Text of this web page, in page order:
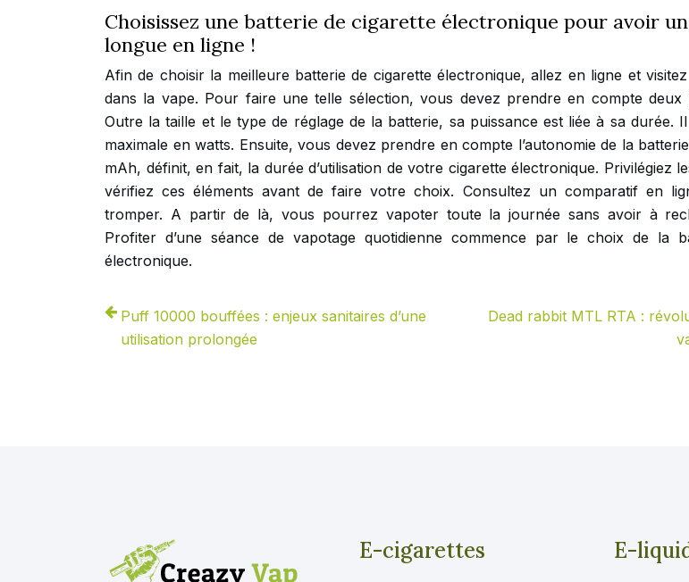
Choisissez une batterie de cigarette électronique pour avoir
longue en ligne !
Afin de choisir la meilleure batterie de cigarette électronique, allez en ligne et
dans la vape. Pour faire une telle sélection, vous devez prendre en compte deux
Outre la taille et le type de réglage de la batterie, sa puissance est liée à sa durée. Il
maximale en watts. Ensuite, vous devez prendre en compte l’autonomie de la
mAh, définit, en fait, la durée d’utilisation de votre cigarette électronique. Privilégiez
vérifiez ces éléments avant de faire votre choix. Consultez un comparatif en
tromper. A partir de là, vous pourrez vapoter toute la journée sans avoir à
Profiter d’une séance de vapotage quotidienne commence par le choix de la
électronique.
Puff 10000 bouffées : enjeux sanitaires d’une
utilisation prolongée
Dead rabbit MTL RTA :
E-cigarettes E-